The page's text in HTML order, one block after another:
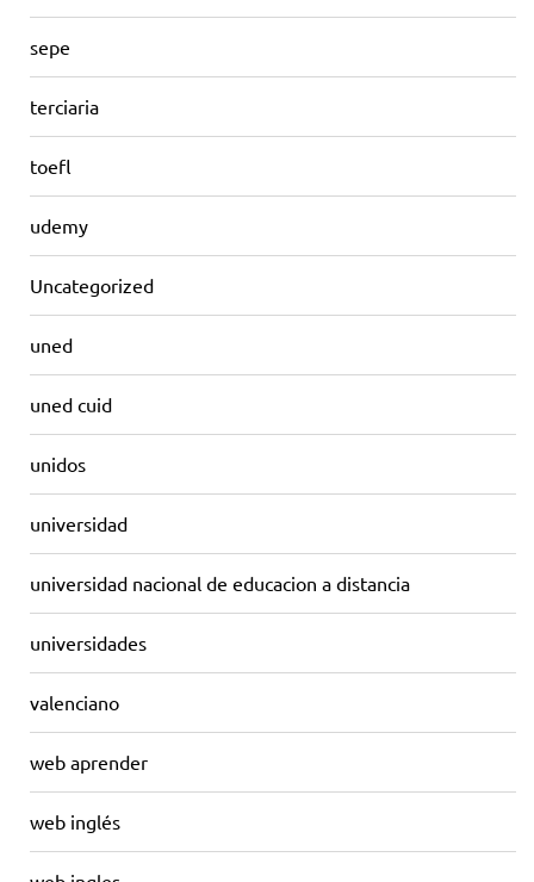
sepe
terciaria
toefl
udemy
Uncategorized
uned
uned cuid
unidos
universidad
universidad nacional de educacion a distancia
universidades
valenciano
web aprender
web inglés